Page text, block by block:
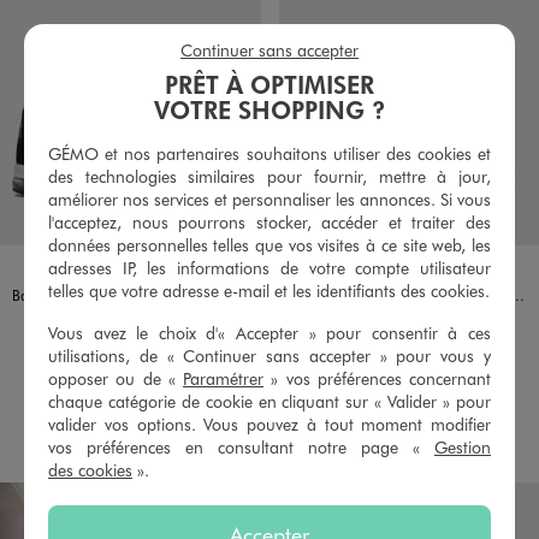
Disponible en 1 coloris
GRIS
AIRNESS
Baskets tige textile embossé à semelle bulle d'air garçon - Airness
Taille du 36 au 39
4.5/5 de moyenne
(6 avis)
AJOUTERAU PANIER
Disponible en 1 coloris
GRIS FONCE
AIRNESS
Baskets en toile avec semelle bulle d’air garçon - Airness
Taille du 28 au 35
4.5/5 de moyenne
(7 avis)
AJOUTERAU PANIER
PRÊT À OPTIMISER
VOTRE SHOPPING ?
GÉMO et nos partenaires souhaitons utiliser des cookies et
des technologies similaires pour fournir, mettre à jour,
améliorer nos services et personnaliser les annonces. Si vous
l'acceptez, nous pourrons stocker, accéder et traiter des
données personnelles telles que vos visites à ce site web, les
adresses IP, les informations de votre compte utilisateur
telles que votre adresse e-mail et les identifiants des cookies.
Vous avez le choix d'« Accepter » pour consentir à ces
utilisations, de « Continuer sans accepter » pour vous y
opposer ou de « Paramétrer » vos préférences concernant
chaque catégorie de cookie en cliquant sur « Valider » pour
valider vos options. Vous pouvez à tout moment modifier
vos préférences en consultant notre page « Gestion
des cookies ».
Continuer sans accepter